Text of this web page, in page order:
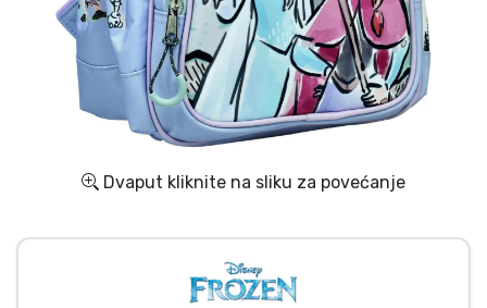
Dvaput kliknite na sliku za povećanje
TV serija proizvodi
Film proizvodi
Crtani proizvodi
Anime proizvodi
Gamer proizvodi